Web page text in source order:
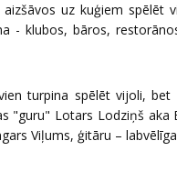
uz kuģiem spēlēt
- klubos, bāros,
turpina spēlēt vijoli,
"guru" Lotars Lodziņš aka
Viļums, ģitāru –